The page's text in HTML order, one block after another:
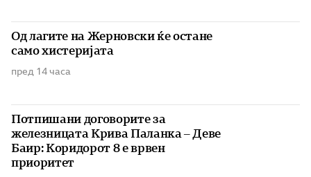
Од лагите на Жерновски ќе остане
само хистеријата
пред 14 часа
Потпишани договорите за
железницата Крива Паланка – Деве
Баир: Коридорот 8 е врвен
приоритет